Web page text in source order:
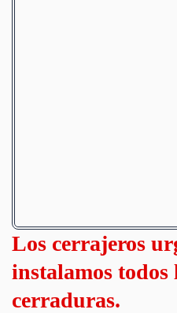
Los cerrajeros
instalamos todos
cerraduras.